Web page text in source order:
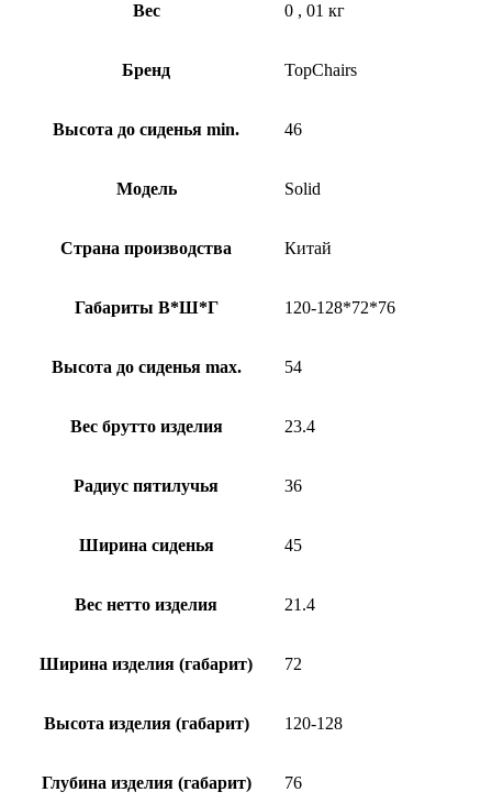
Вес 0 , 01 кг
Бренд TopChairs
Высота до сиденья min. 46
Модель Solid
Страна производства Китай
Габариты В*Ш*Г 120-128*72*76
Высота до сиденья max. 54
Вес брутто изделия 23.4
Радиус пятилучья 36
Ширина сиденья 45
Вес нетто изделия 21.4
Ширина изделия (габарит) 72
Высота изделия (габарит) 120-128
Глубина изделия (габарит) 76